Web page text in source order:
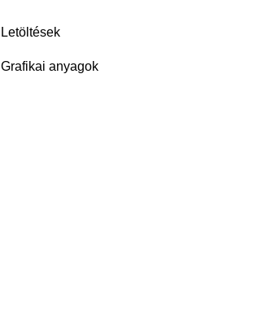
Letöltések
Grafikai anyagok